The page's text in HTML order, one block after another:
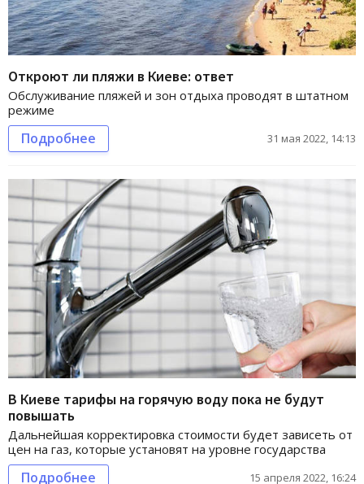
Откроют ли пляжи в Киеве: ответ
Обслуживание пляжей и зон отдыха проводят в штатном
режиме
Подробнее 31 мая 2022, 14:13
В Киеве тарифы на горячую воду пока не будут
повышать
Дальнейшая корректировка стоимости будет зависеть от
цен на газ, которые установят на уровне государства
Подробнее 15 апреля 2022, 16:24